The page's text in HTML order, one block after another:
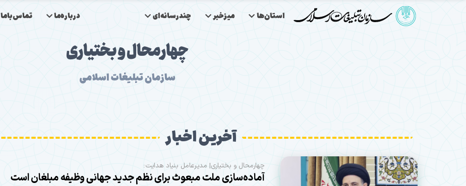
استان‌ها میزخبر چندرسانه‌ای درباره‌ما تماس‌باما
چهارمحال و بختیاری
سازمان تبلیغات اسلامی
آخرین اخبار
چهارمحال و بختیاری| مدیرعامل بنیاد هدایت:
آماده‌سازی ملت مبعوث برای نظم جدید جهانی وظیفه مبلغان است